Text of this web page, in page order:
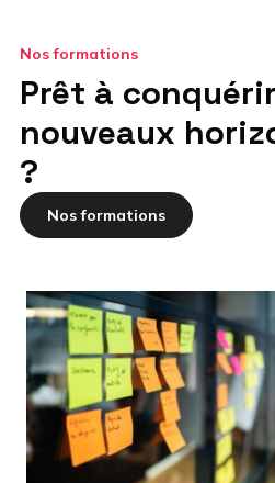
Nos formations
Prêt à
nouveaux
?
Nos formations